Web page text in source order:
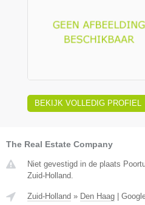
BEKIJK VOLLEDIG PROFIEL
The Real Estate Company
Niet gevestigd in de plaats
Zuid-Holland.
Zuid-Holland » Den Haag |